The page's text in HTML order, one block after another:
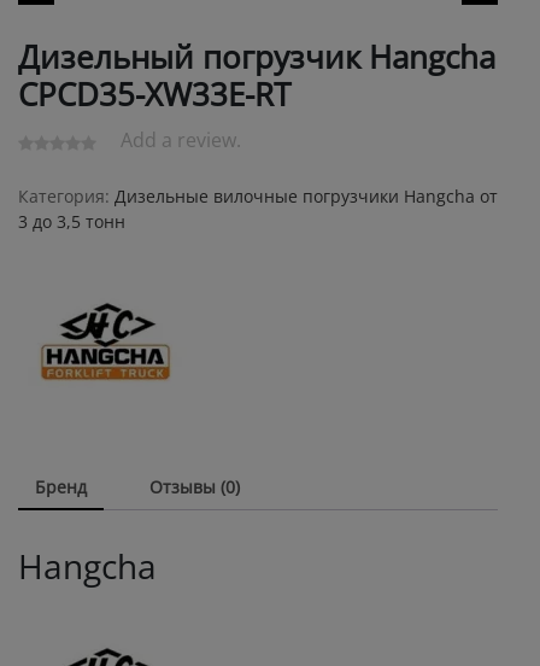
Дизельный погрузчик Hangcha
CPCD35-XW33E-RT
Add a review.
Категория: Дизельные вилочные погрузчики Hangcha от
3 до 3,5 тонн
Бренд Отзывы (0)
Hangcha